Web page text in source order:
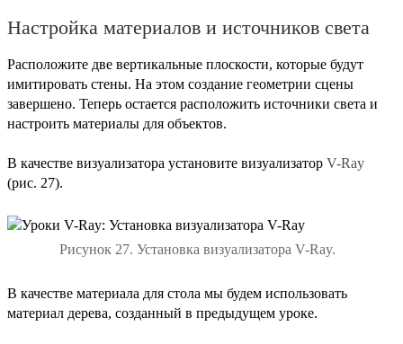
Настройка материалов и источников света
Расположите две вертикальные плоскости, которые будут
имитировать стены. На этом создание геометрии сцены
завершено. Теперь остается расположить источники света и
настроить материалы для объектов.
В качестве визуализатора установите визуализатор V-Ray
(рис. 27).
Рисунок 27. Установка визуализатора V-Ray.
В качестве материала для стола мы будем использовать
материал дерева, созданный в предыдущем уроке.